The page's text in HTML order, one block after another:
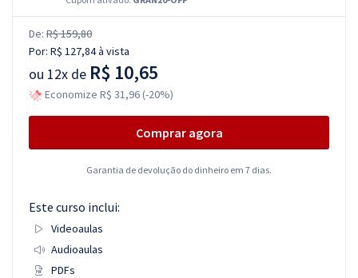
De: R$ 159,80
Por: R$ 127,84à vista
ou 12x de R$ 10,65
Economize R$ 31,96 (-20%)
Comprar agora
Garantia de devolução do dinheiro em 7 dias.
Este curso inclui:
Videoaulas
Audioaulas
PDFs